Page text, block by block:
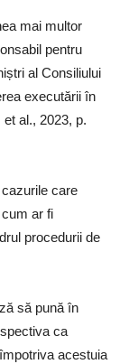
mai multor
pentru
al Consiliului
executării în
al., 2023, p.
care
ar fi
procedurii de
să pună în
ca
acestuia